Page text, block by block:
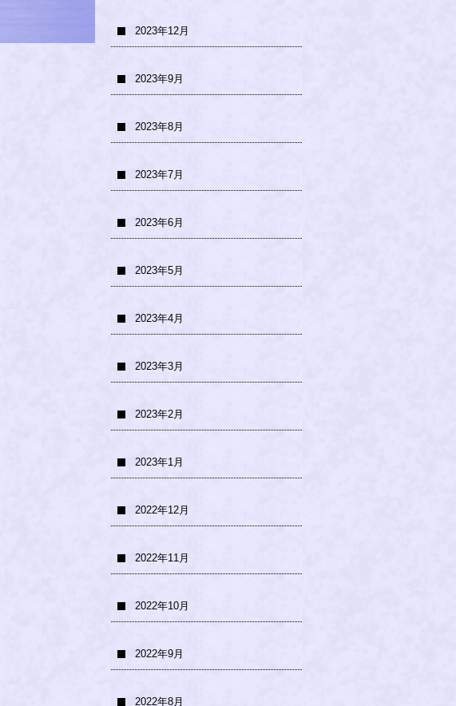
2023年12月
2023年9月
2023年8月
2023年7月
2023年6月
2023年5月
2023年4月
2023年3月
2023年2月
2023年1月
2022年12月
2022年11月
2022年10月
2022年9月
2022年8月